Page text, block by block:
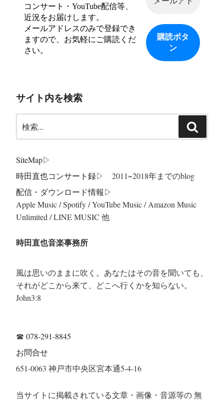
コンサート・YouTube配信等、
近況をお届けします。
メールアドレスのみで登録でき
ますので、お気軽にご購読くだ
さい。
サイト内を検索
索:
索
SiteMap▷
時田直也コンサート録▷ 2011~2018年までのblog
配信・ダウンロード情報▷
Apple Music / Spotify / YouTube Music / Amazon Music
Unlimited / LINE MUSIC 他
時田直也音楽事務所
風は思いのままに吹く。あなたはその音を聞いても、
それがどこから来て、どこへ行くかを知らない。
John3:8
☎ 078-291-8845
お問合せ
651-0063 神戸市中央区宮本通5-4-16
当サイトに掲載されている文章・画像・音源等の 無